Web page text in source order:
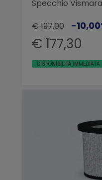
Specchio
€ 197,00
-
€ 177,30
DISPONIBILITÀ IMMEDIATA